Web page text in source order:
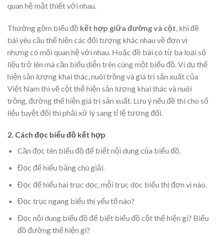
quan hệ mật thiết với nhau.
Thường gồm biểu đồ kết hợp giữa đường và cột , khi đề
bài yêu cầu thể hiện các đối tượng khác nhau về đơn vị
nhưng có mối quan hệ với nhau. Hoặc đề bài có từ ba loại số
liệu trở lên mà cần biểu diễn trên cùng một biểu đồ. Ví dụ thể
hiện sản lượng khai thác, nuôi trồng và giá trị sản xuất của
Việt Nam thì vẽ cột thể hiện sản lượng khai thác và nuôi
trồng, đường thể hiện giá trị sản xuất. Lưu ý nếu đề thi cho số
liệu tuyệt đối thì phải xử lý sang tỉ lệ tương đối.
2. Cách đọc biểu đồ kết hợp
Cần đọc tên biểu đồ để biết nội dung của biểu đồ.
Đọc để hiểu bảng chú giải.
Đọc để hiểu hai trục dọc, mỗi trục dọc biểu thị đơn vị nào.
Đọc trục ngang biểu thị yếu tố nào?
Đọc nội dung biểu đồ để biết biểu đồ cột thể hiện gì? Biểu
đồ đường thể hiện gì?